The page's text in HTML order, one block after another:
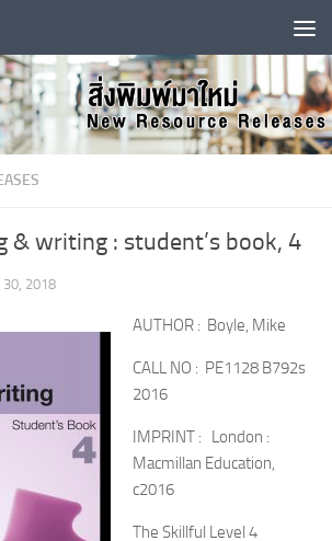
& writing : student’s book, 4
30, 2018
AUTHOR : Boyle, Mike
CALL NO : PE1128 B792s
2016
IMPRINT : London :
Macmillan Education,
c2016
The Skillful Level 4